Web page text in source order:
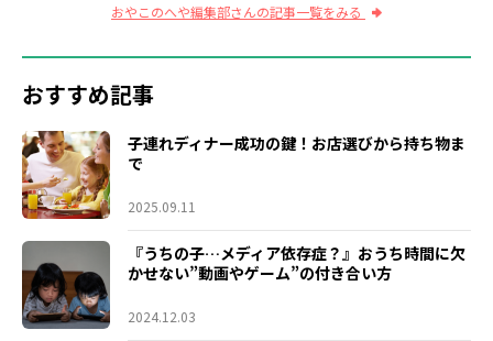
おやこのへや編集部さんの記事一覧をみる
おすすめ記事
子連れディナー成功の鍵！お店選びから持ち物ま
で
2025.09.11
『うちの子…メディア依存症？』おうち時間に欠
かせない”動画やゲーム”の付き合い方
2024.12.03